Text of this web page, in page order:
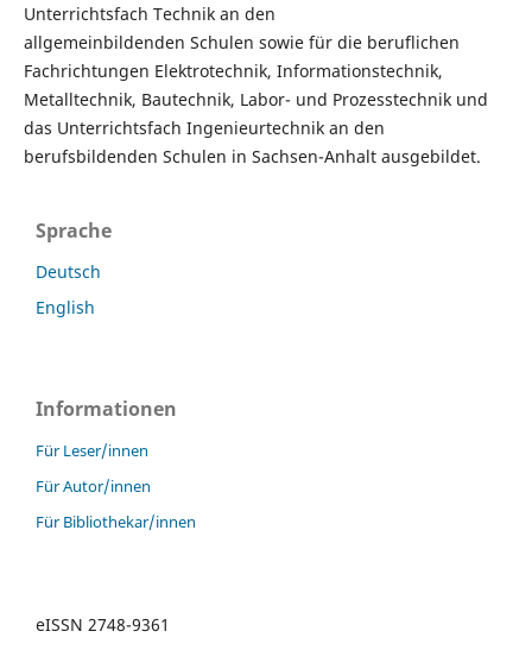
Unterrichtsfach Technik an den
allgemeinbildenden Schulen sowie für die beruflichen
Fachrichtungen Elektrotechnik, Informationstechnik,
Metalltechnik, Bautechnik, Labor- und Prozesstechnik und
das Unterrichtsfach Ingenieurtechnik an den
berufsbildenden Schulen in Sachsen-Anhalt ausgebildet.
Sprache
Deutsch
English
Informationen
Für Leser/innen
Für Autor/innen
Für Bibliothekar/innen
eISSN 2748-9361